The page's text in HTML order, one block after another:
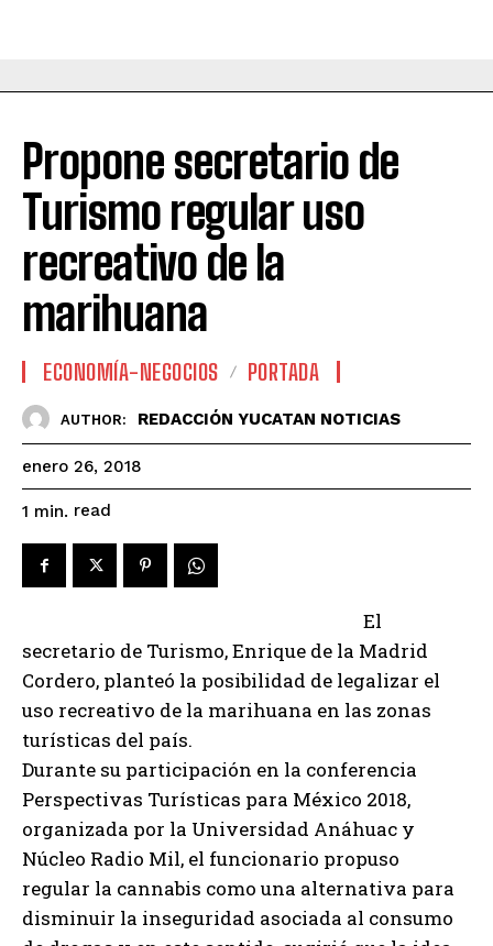
Propone secretario de
Turismo regular uso
recreativo de la
marihuana
ECONOMÍA-NEGOCIOS PORTADA
AUTHOR: REDACCIÓN YUCATAN NOTICIAS
enero 26, 2018
1 min. read
El
secretario de Turismo, Enrique de la Madrid
Cordero, planteó la posibilidad de legalizar el
uso recreativo de la marihuana en las zonas
turísticas del país.
Durante su participación en la conferencia
Perspectivas Turísticas para México 2018,
organizada por la Universidad Anáhuac y
Núcleo Radio Mil, el funcionario propuso
regular la cannabis como una alternativa para
disminuir la inseguridad asociada al consumo